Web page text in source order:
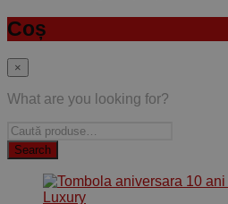
Coș
×
What are you looking for?